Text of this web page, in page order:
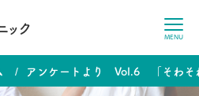
ック MENU
アンケートより Vol.6 「そわそ